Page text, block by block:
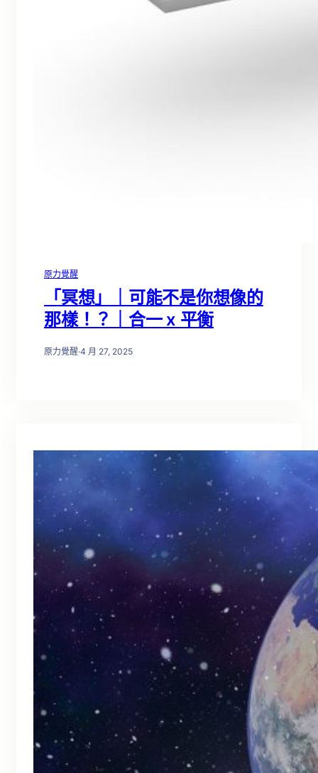
原力覺醒
「冥想」｜可能不是你想像的
那樣！？｜合一 x 平衡
原力覺醒·4 月 27, 2025